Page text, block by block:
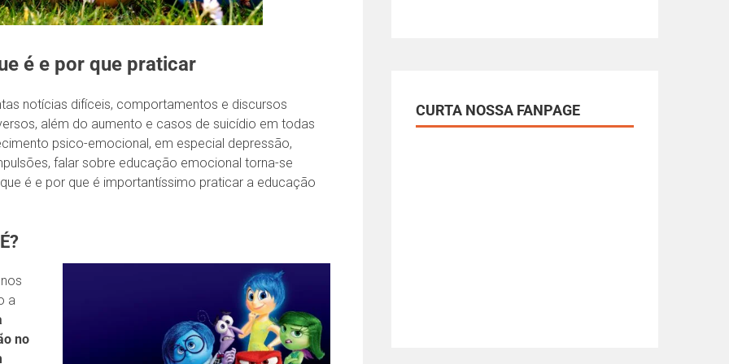
é e por que praticar
notícias difíceis, comportamentos e discursos
além do aumento e casos de suicídio em todas
psico-emocional, em especial depressão,
falar sobre educação emocional torna-se
é e por que é importantíssimo praticar a educação
a
no
CURTA NOSSA FANPAGE